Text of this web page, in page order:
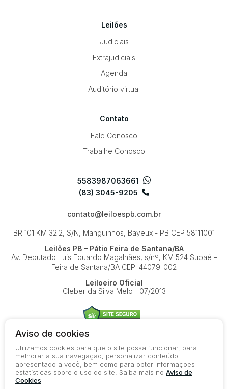
Leilões
Judiciais
Extrajudiciais
Agenda
Auditório virtual
Contato
Fale Conosco
Trabalhe Conosco
5583987063661
(83) 3045-9205
contato@leiloespb.com.br
BR 101 KM 32.2, S/N, Manguinhos, Bayeux - PB CEP 58111001
Leilões PB – Pátio Feira de Santana/BA
Av. Deputado Luis Eduardo Magalhães, s/nº, KM 524Subaé –
Feira de Santana/BA CEP: 44079-002
Leiloeiro Oficial
Cleber da Silva Melo | 07/2013
© 2026-present - Todos os direitos reservados
Política de Privacidade
Aviso de cookies
Utilizamos cookies para que o site possa funcionar, para
melhorar a sua navegação, personalizar conteúdo
apresentado a você, bem como para obter informações
estatísticas sobre o uso do site. Saiba mais no Aviso de
Cookies